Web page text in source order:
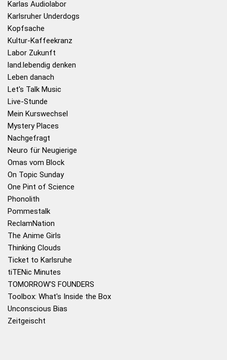
Karlas Audiolabor
Karlsruher Underdogs
Kopfsache
Kultur-Kaffeekranz
Labor Zukunft
land.lebendig denken
Leben danach
Let's Talk Music
Live-Stunde
Mein Kurswechsel
Mystery Places
Nachgefragt
Neuro für Neugierige
Omas vom Block
On Topic Sunday
One Pint of Science
Phonolith
Pommestalk
ReclamNation
The Anime Girls
Thinking Clouds
Ticket to Karlsruhe
tiTENic Minutes
TOMORROW'S FOUNDERS
Toolbox: What's Inside the Box
Unconscious Bias
Zeitgeischt